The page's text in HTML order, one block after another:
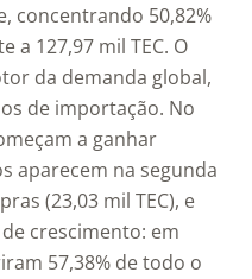
concentrando 50,82%
a 127,97 mil TEC. O
da demanda global,
de importação. No
a ganhar
aparecem na segunda
(23,03 mil TEC), e
crescimento: em
57,38% de todo o